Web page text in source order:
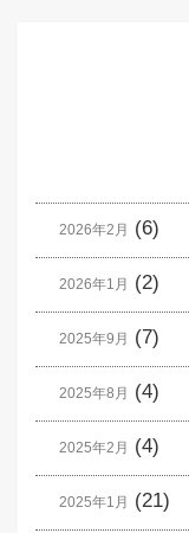
2026年2月 (6)
2026年1月 (2)
2025年9月 (7)
2025年8月 (4)
2025年2月 (4)
2025年1月 (21)